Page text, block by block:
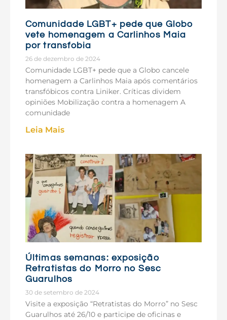
Comunidade LGBT+ pede que Globo
vete homenagem a Carlinhos Maia
por transfobia
26 de dezembro de 2024
Comunidade LGBT+ pede que a Globo cancele
homenagem a Carlinhos Maia após comentários
transfóbicos contra Liniker. Críticas dividem
opiniões Mobilização contra a homenagem A
comunidade
Leia Mais
Últimas semanas: exposição
Retratistas do Morro no Sesc
Guarulhos
30 de setembro de 2024
Visite a exposição “Retratistas do Morro” no Sesc
Guarulhos até 26/10 e participe de oficinas e